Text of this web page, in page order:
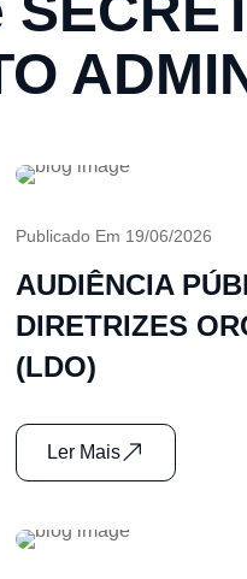
Publicado Em 19/06/2026
AUDIÊNCIA
DIRETRIZES
(LDO)
Ler Mais